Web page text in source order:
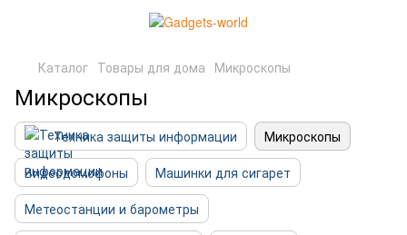
Каталог Товары для дома Микроскопы
Микроскопы
Техника защиты информации
Микроскопы
Видеодомофоны
Машинки для сигарет
Метеостанции и барометры